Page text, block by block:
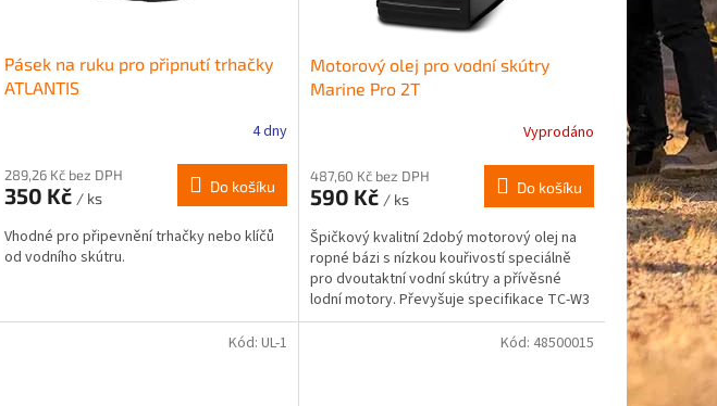
Pásek na ruku pro připnutí trhačky
ATLANTIS
4 dny
289,26 Kč bez DPH
350 Kč / ks
Do košíku
Vhodné pro připevnění trhačky nebo klíčů
od vodního skútru.
Motorový olej pro vodní skútry
Marine Pro 2T
Vyprodáno
487,60 Kč bez DPH
590 Kč / ks
Do košíku
Špičkový kvalitní 2dobý motorový olej na
ropné bázi s nízkou kouřivostí speciálně
pro dvoutaktní vodní skútry a přívěsné
lodní motory. Převyšuje specifikace TC-W3
a API TC....
Kód: UL-1 Kód: 48500015